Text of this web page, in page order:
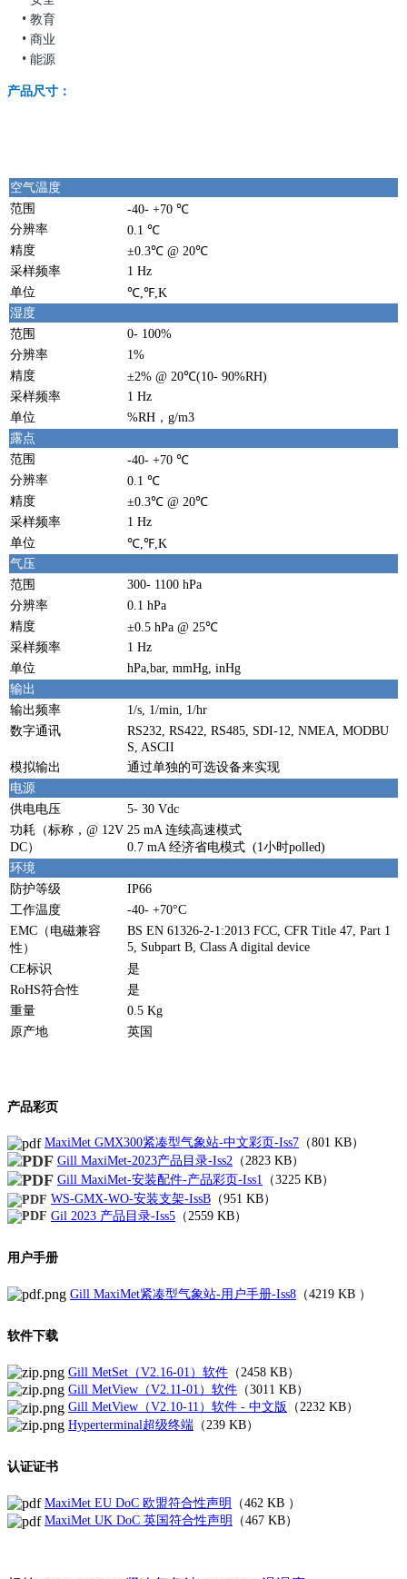
• 教育
• 商业
• 能源
产品尺寸：
空气温度
范围
-40- +70 ℃
分辨率
0.1 ℃
精度
±0.3℃ @ 20℃
采样频率
1 Hz
单位
℃,℉,K
湿度
范围
0- 100%
分辨率
1%
精度
±2% @ 20℃(10- 90%RH)
采样频率
1 Hz
单位
%RH，g/m3
露点
范围
-40- +70 ℃
分辨率
0.1 ℃
精度
±0.3℃ @ 20℃
采样频率
1 Hz
单位
℃,℉,K
气压
范围
300- 1100 hPa
分辨率
0.1 hPa
精度
±0.5 hPa @ 25℃
采样频率
1 Hz
单位
hPa,bar, mmHg, inHg
输出
输出频率
1/s, 1/min, 1/hr
数字通讯
RS232, RS422, RS485, SDI-12, NMEA, MODBU
S, ASCII
模拟输出
通过单独的可选设备来实现
电源
供电电压
5- 30 Vdc
功耗（标称，@ 12V
DC）
25 mA 连续高速模式
0.7 mA 经济省电模式 (1小时polled)
环境
防护等级
IP66
工作温度
-40- +70°C
EMC（电磁兼容
性）
BS EN 61326-2-1:2013 FCC, CFR Title 47, Part 1
5, Subpart B, Class A digital device
CE标识
是
RoHS符合性
是
重量
0.5 Kg
原产地
英国
产品彩页
MaxiMet GMX300紧凑型气象站-中文彩页-Iss7 （801 KB）
Gill MaxiMet-2023产品目录-Iss2 （2823 KB）
Gill MaxiMet-安装配件-产品彩页-Iss1
（3225 KB）
WS-GMX-WO-安装支架-IssB （951 KB）
Gil 2023 产品目录-Iss5 （2559 KB）
用户手册
Gill MaxiMet紧凑型气象站-用户手册-Iss8 （4219 KB ）
软件下载
Gill MetSet（V2.16-01）软件 （ 2458 KB）
Gill MetView（V2.11-01）软件 （3011 KB）
Gill MetView（V2.10-11）软件 - 中文版
（2232 KB）
Hyperterminal超级终端 （239 KB）
认证证书
MaxiMet EU DoC 欧盟符合性声明 （462 KB ）
MaxiMet UK DoC 英国符合性声明
（467 KB）